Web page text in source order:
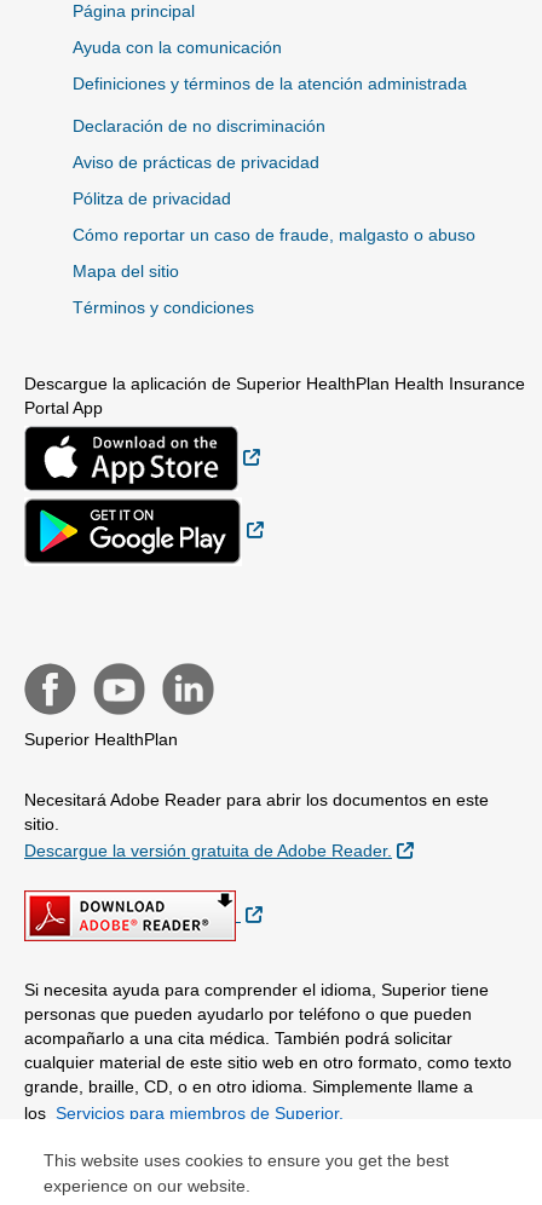
This website uses cookies to ensure you get the best
experience on our website.
Página principal
Ayuda con la comunicación
Definiciones y términos de la atención administrada
Declaración de no discriminación
Aviso de prácticas de privacidad
Pólitza de privacidad
Cómo reportar un caso de fraude, malgasto o abuso
Mapa del sitio
Términos y condiciones
Descargue la aplicación de Superior HealthPlan Health Insurance
Portal App
Superior HealthPlan
Necesitará Adobe Reader para abrir los documentos en este
sitio.
Descargue la versión gratuita de Adobe Reader.
Sitio Externo
Sitio Externo
Si necesita ayuda para comprender el idioma, Superior tiene
personas que pueden ayudarlo por teléfono o que pueden
acompañarlo a una cita médica. También podrá solicitar
cualquier material de este sitio web en otro formato, como texto
grande, braille, CD, o en otro idioma. Simplemente llame a
los Servicios para miembros de Superior.
© Copyright 2026 Centene Corporation